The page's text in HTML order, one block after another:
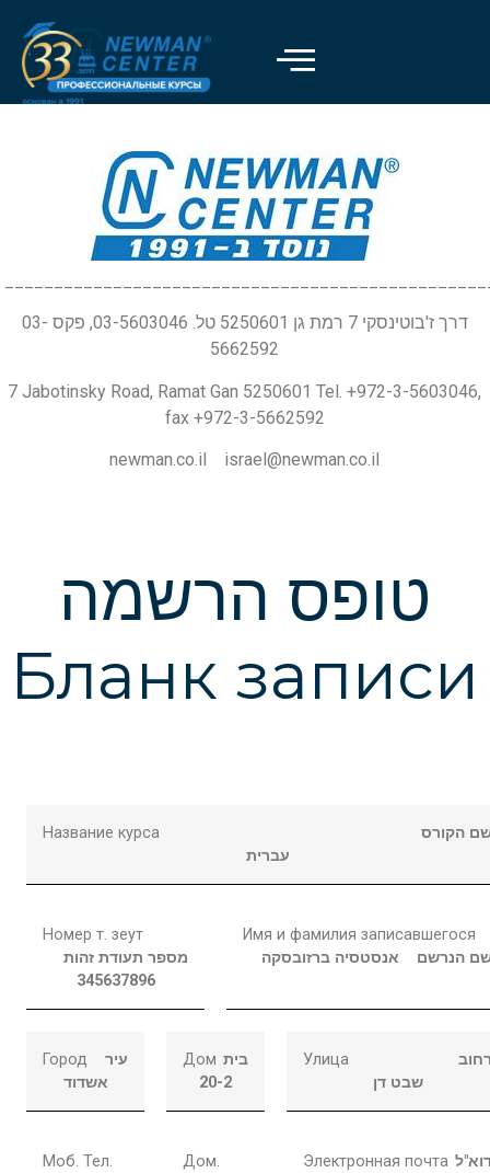
דרך ז'בוטינסקי 7 רמת גן 5250601 טל. 03-5603046, פקס 03-
5662592
7 Jabotinsky Road, Ramat Gan 5250601 Tel. +972-3-5603046,
fax +972-3-5662592
newman.co.il israel@newman.co.il
טופס הרשמה
Бланк записи
Название курса
הקורס
עברית
Номер т. зеут
מספר תעודת זהות
345637896
Имя и фамилия записавшегося
הנרשם
אנסטסיה ברזובסקה
Город
עיר
אשדוד
Дом בית
20-2
Улица
שבט דן
Моб. Тел.
Дом.
Электронная почта